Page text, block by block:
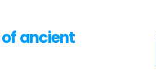
ancient